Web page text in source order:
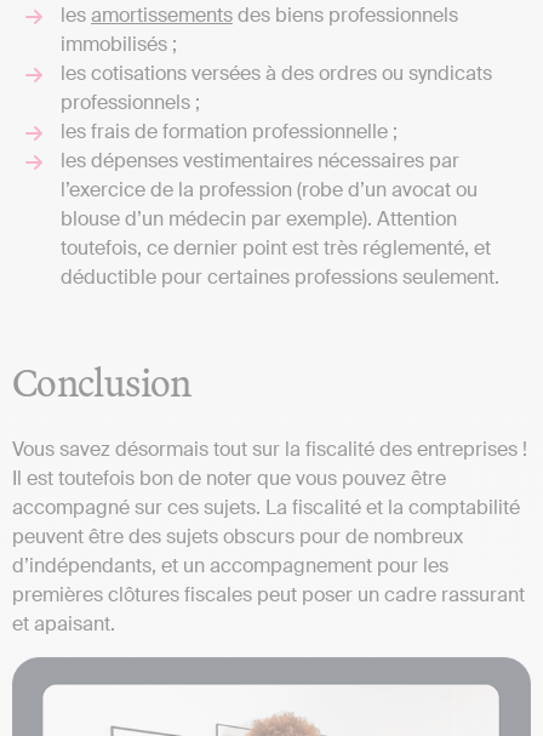
lesamortissementsdes biens professionnels
immobilisés ;
les cotisations versées à des ordres ou syndicats
professionnels ;
les frais de formation professionnelle ;
les dépenses vestimentaires nécessaires par
l’exercice de la profession (robe d’un avocat ou
blouse d’un médecin par exemple). Attention
toutefois, ce dernier point est très réglementé, et
déductible pour certaines professions seulement.
Conclusion
Vous savez désormais tout sur la fiscalité des entreprises !
Il est toutefois bon de noter que vous pouvez être
accompagné sur ces sujets. La fiscalité et la comptabilité
peuvent être des sujets obscurs pour de nombreux
d’indépendants, et un accompagnement pour les
premières clôtures fiscales peut poser un cadre rassurant
et apaisant.